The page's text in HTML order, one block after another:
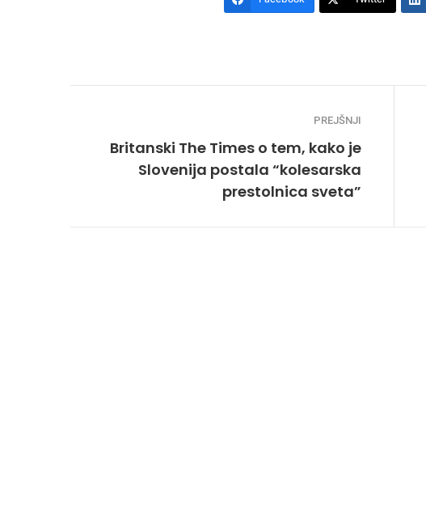
PREJŠNJI
Britanski The Times o tem, kako je
Slovenija postala “kolesarska
prestolnica sveta”